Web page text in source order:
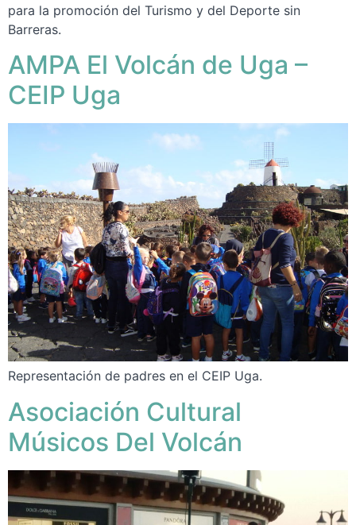
para la promoción del Turismo y del Deporte sin
Barreras.
AMPA El Volcán de Uga –
CEIP Uga
Representación de padres en el CEIP Uga.
Asociación Cultural
Músicos Del Volcán